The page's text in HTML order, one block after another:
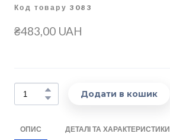
Код товару 3083
₴483,00 UAH
Додати в кошик
ОПИС ДЕТАЛІ ТА ХАРАКТЕРИСТИКИ